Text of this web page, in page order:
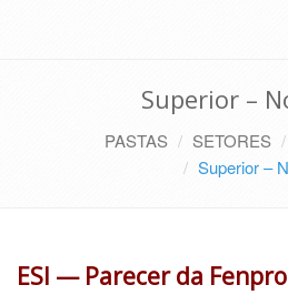
Superior –
PASTAS SETORES
Superior –
ESI — Parecer da